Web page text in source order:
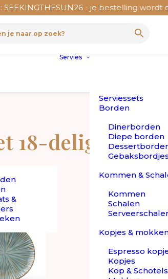
- je bestelling wordt
&
Servies
Serviessets
Borden
Dinerborden
Diepe borden
Gebaksbordjes
Kommen &
Kommen
Schalen
Kopjes &
Espresso
Kopjes
Kop & Schotels
18-delig